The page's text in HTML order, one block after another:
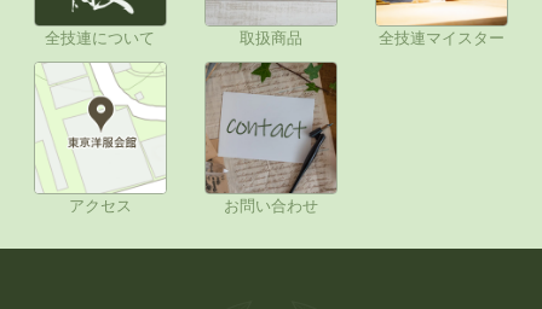
全技連について 取扱商品 全技連マイスター
アクセス お問い合わせ